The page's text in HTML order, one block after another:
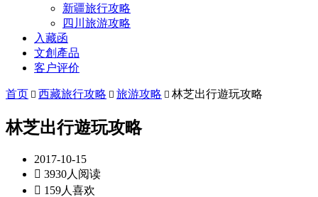
新疆旅行攻略
四川旅游攻略
入藏函
文創產品
客户评价
首页  西藏旅行攻略  旅游攻略  林芝出行遊玩攻略
林芝出行遊玩攻略
2017-10-15
 3930人阅读
 159人喜欢